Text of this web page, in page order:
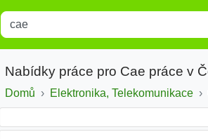
Title
Nabídky práce pro Cae práce v
Domů Elektronika, Telekomunikace